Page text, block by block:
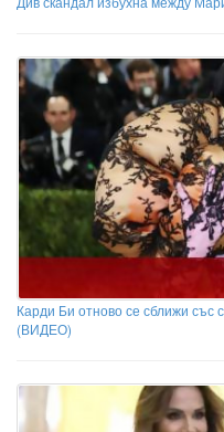
Карди Би отново се сближи със
(ВИДЕО)